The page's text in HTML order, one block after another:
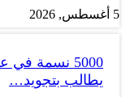
5 أغسطس, 2026
5000 نسمة
يطالب بتجويد…